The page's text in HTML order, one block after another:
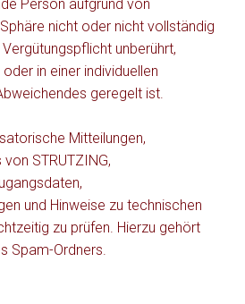
Person aufgrund von
nicht oder nicht vollständig
unberührt,
in einer individuellen
geregelt ist.
Mitteilungen,
STRUTZING,
und Hinweise zu technischen
zu prüfen. Hierzu gehört
Spam-Ordners.